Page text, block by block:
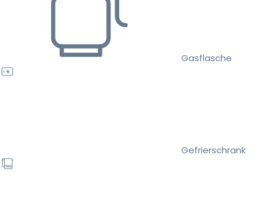
Gasflasche
Gefrierschrank